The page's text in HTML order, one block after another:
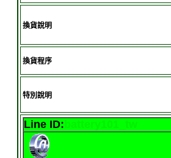
換貨說明
換貨程序
特別說明
Line ID: